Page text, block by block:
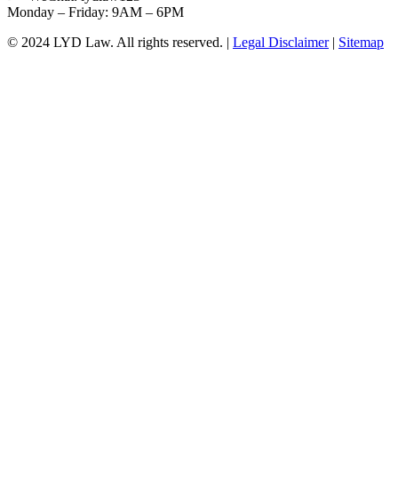
Monday – Friday: 9AM – 6PM
© 2024 LYD Law. All rights reserved. | Legal Disclaimer | Sitemap